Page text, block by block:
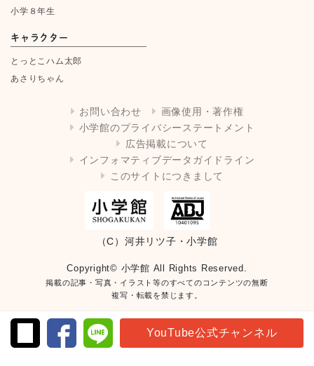
小学８年生
キャラクター
とっとこハム太郎
あさりちゃん
お問い合わせ
画像使用・著作権
小学館のプライバシーステートメント
広告掲載について
インフォマティブデータガイドライン
このサイトにつきまして
（C）河井リツ子・小学館
Copyright© 小学館 All Rights Reserved.
掲載の記事・写真・イラスト等のすべてのコンテンツの無断
複写・転載を禁じます。
YouTube公式チャンネル